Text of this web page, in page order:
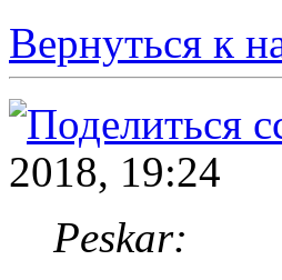
Вернуться к
2018, 19:24
Peskar: